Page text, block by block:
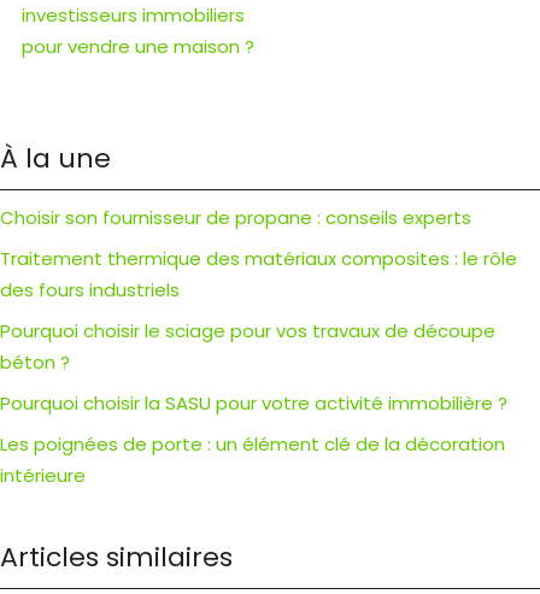
investisseurs immobiliers
pour vendre une maison ?
À la une
Choisir son fournisseur de propane : conseils experts
Traitement thermique des matériaux composites : le rôle
des fours industriels
Pourquoi choisir le sciage pour vos travaux de découpe
béton ?
Pourquoi choisir la SASU pour votre activité immobilière ?
Les poignées de porte : un élément clé de la décoration
intérieure
Articles similaires